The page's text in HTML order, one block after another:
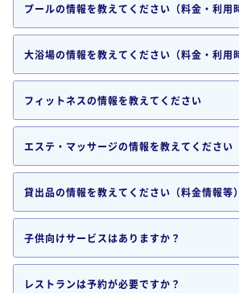
プールの情報を教えてください（料金・利用
大浴場の情報を教えてください（料金・利用
フィットネスの情報を教えてください
エステ・マッサージの情報を教えてください
貸出品の情報を教えてください（料金情報等）
子供向けサービスはありますか？
レストランは予約が必要ですか？